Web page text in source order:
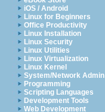
iOS / Android
Linux for Beginners
Office Productivity
Linux Installation
Linux Security
Linux Utilities
Linux Virtualization
Linux Kernel
System/Network Admin
Programming
Scripting Languages
Development Tools
Web Development